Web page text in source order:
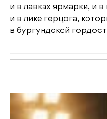
и в лавках ярмарки, и в
и в лике герцога,
в бургундской